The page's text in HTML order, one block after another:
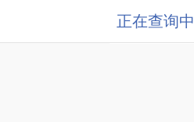
正在查询中